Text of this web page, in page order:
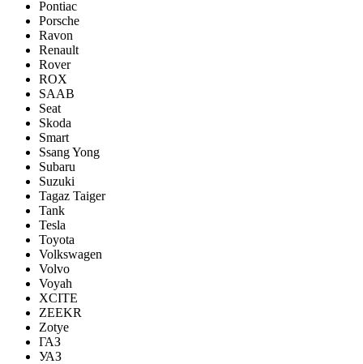
Pontiac
Porsсhe
Ravon
Renault
Rover
ROX
SAAB
Seat
Skoda
Smart
Ssang Yong
Subaru
Suzuki
Tagaz Taiger
Tank
Tesla
Toyota
Volkswagen
Volvo
Voyah
XCITE
ZEEKR
Zotye
ГАЗ
УАЗ